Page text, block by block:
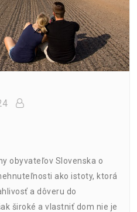
obyvateľov Slovenska o
ako istoty, ktorá
a dôveru do
široké a vlastniť dom nie je